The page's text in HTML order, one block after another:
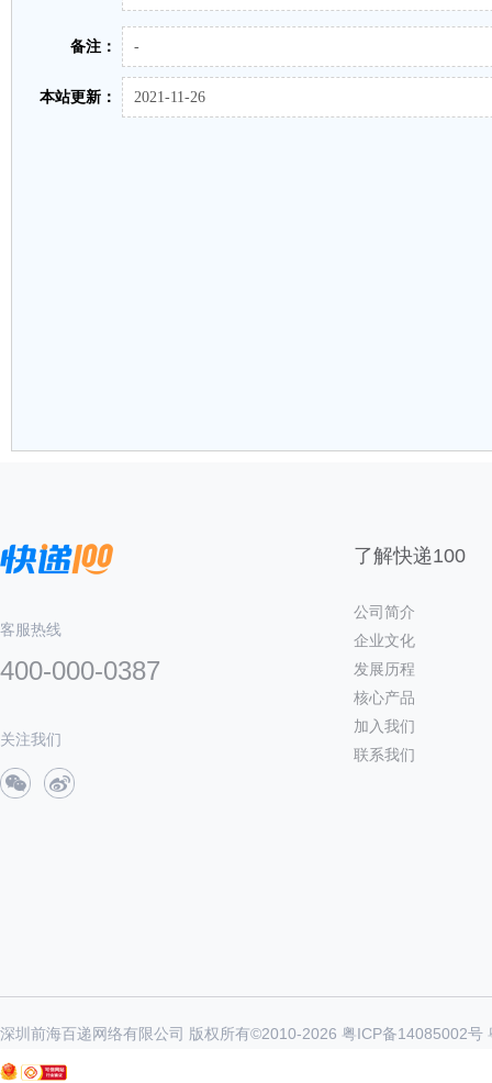
备注： -
本站更新： 2021-11-26
客服热线
400-000-0387
关注我们
了解快递100
公司简介
企业文化
发展历程
核心产品
加入我们
联系我们
深圳前海百递网络有限公司 版权所有©2010-2026 粤ICP备14085002号